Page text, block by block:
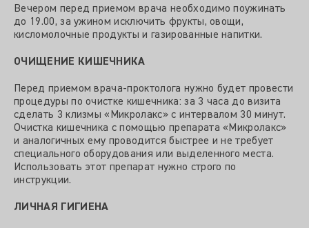
Вечером перед приемом врача необходимо поужинать
до 19.00, за ужином исключить фрукты, овощи,
кисломолочные продукты и газированные напитки.
ОЧИЩЕНИЕ КИШЕЧНИКА
Перед приемом врача-проктолога нужно будет провести
процедуры по очистке кишечника: за 3 часа до визита
сделать 3 клизмы «Микролакс» с интервалом 30 минут.
Очистка кишечника с помощью препарата «Микролакс»
и аналогичных ему проводится быстрее и не требует
специального оборудования или выделенного места.
Использовать этот препарат нужно строго по
инструкции.
ЛИЧНАЯ ГИГИЕНА